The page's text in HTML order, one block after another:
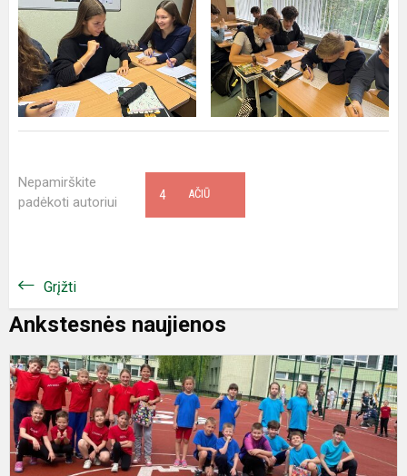
Nepamirškite
padėkoti autoriui
AČIŪ
4
Grįžti
Ankstesnės naujienos